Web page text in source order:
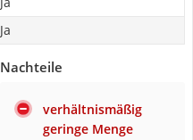
Ja
Nachteile
verhältnismäßig
geringe Menge